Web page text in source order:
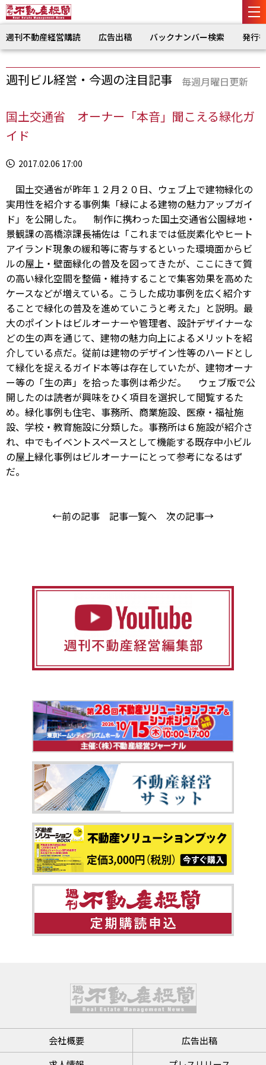
週刊不動産経営購読 広告出稿 バックナンバー検索 発行
週刊ビル経営・今週の注目記事 毎週月曜日更新
国土交通省 オーナー「本音」聞こえる緑化ガ
イド
2017.02.06 17:00
国土交通省が昨年１２月２０日、ウェブ上で建物緑化の
実用性を紹介する事例集「緑による建物の魅力アップガイ
ド」を公開した。 制作に携わった国土交通省公園緑地・
景観課の高橋涼課長補佐は「これまでは低炭素化やヒート
アイランド現象の緩和等に寄与するといった環境面からビ
ルの屋上・壁面緑化の普及を図ってきたが、ここにきて質
の高い緑化空間を整備・維持することで集客効果を高めた
ケースなどが増えている。こうした成功事例を広く紹介す
ることで緑化の普及を進めていこうと考えた」と説明。最
大のポイントはビルオーナーや管理者、設計デザイナーな
どの生の声を通じて、建物の魅力向上によるメリットを紹
介している点だ。従前は建物のデザイン性等のハードとし
て緑化を捉えるガイド本等は存在していたが、建物オーナ
ー等の「生の声」を拾った事例は希少だ。 ウェブ版で公
開したのは読者が興味をひく項目を選択して閲覧するた
め。緑化事例も住宅、事務所、商業施設、医療・福祉施
設、学校・教育施設に分類した。事務所は６施設が紹介さ
れ、中でもイベントスペースとして機能する既存中小ビル
の屋上緑化事例はビルオーナーにとって参考になるはず
だ。
←前の記事 記事一覧へ 次の記事→
会社概要
広告出稿